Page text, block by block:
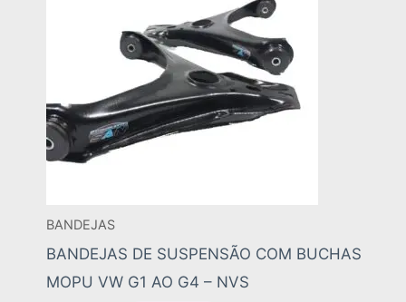
BANDEJAS
BANDEJAS DE SUSPENSÃO COM BUCHAS
MOPU VW G1 AO G4 – NVS